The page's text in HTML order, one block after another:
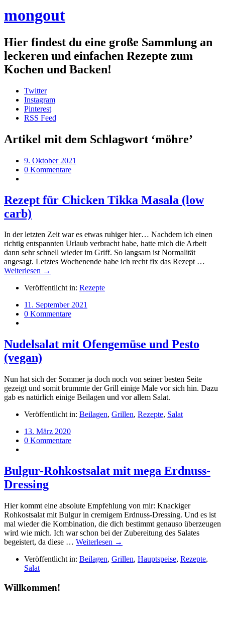
mongout
Hier findest du eine große Sammlung an
leckeren und einfachen Rezepte zum
Kochen und Backen!
Twitter
Instagram
Pinterest
RSS Feed
Artikel mit dem Schlagwort ‘möhre’
9. Oktober 2021
0 Kommentare
Rezept für Chicken Tikka Masala (low
carb)
In der letzten Zeit war es etwas ruhiger hier… Nachdem ich einen
richtig entspannten Urlaub verbracht habe, hatte mich die Arbeit
dann sehr schnell wieder im Griff. So langsam ist Normalität
angesagt. Letztes Wochenende habe ich recht fix das Rezept …
Weiterlesen →
Veröffentlicht in: Rezepte
11. September 2021
0 Kommentare
Nudelsalat mit Ofengemüse und Pesto
(vegan)
Nun hat sich der Sommer ja doch noch von seiner besten Seite
gezeigt und somit brummte der Grill einige Male vor sich hin. Dazu
gab es natürlich einige Beilagen und vor allem Salat.
Veröffentlicht in: Beilagen, Grillen, Rezepte, Salat
13. März 2020
0 Kommentare
Bulgur-Rohkostsalat mit mega Erdnuss-
Dressing
Hier kommt eine absolute Empfehlung von mir: Knackiger
Rohkostsalat mit Bulgur in cremigem Erdnuss-Dressing. Und es ist
mal wieder die Kombination, die dich bestimmt genauso überzeugen
wird wie mich. Ich war schon bei der Zubereitung des Salates
begeistert, da diese … Weiterlesen →
Veröffentlicht in: Beilagen, Grillen, Hauptspeise, Rezepte,
Salat
Willkommen!